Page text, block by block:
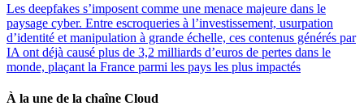
Les deepfakes s’imposent comme une menace majeure dans le
paysage cyber. Entre escroqueries à l’investissement, usurpation
d’identité et manipulation à grande échelle, ces contenus générés par
IA ont déjà causé plus de 3,2 milliards d’euros de pertes dans le
monde, plaçant la France parmi les pays les plus impactés
À la une de la chaîne Cloud